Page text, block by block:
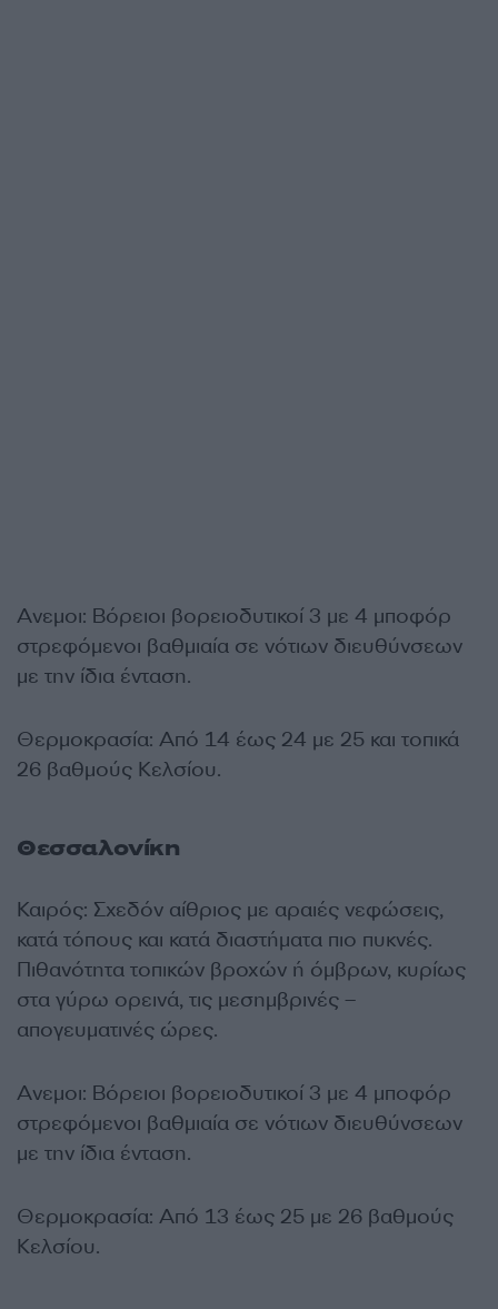
Ανεμοι: Βόρειοι βορειοδυτικοί 3 με 4 μποφόρ
στρεφόμενοι βαθμιαία σε νότιων διευθύνσεων
με την ίδια ένταση.
Θερμοκρασία: Από 14 έως 24 με 25 και τοπικά
26 βαθμούς Κελσίου.
Θεσσαλονίκη
Καιρός: Σχεδόν αίθριος με αραιές νεφώσεις,
κατά τόπους και κατά διαστήματα πιο πυκνές.
Πιθανότητα τοπικών βροχών ή όμβρων, κυρίως
στα γύρω ορεινά, τις μεσημβρινές –
απογευματινές ώρες.
Ανεμοι: Βόρειοι βορειοδυτικοί 3 με 4 μποφόρ
στρεφόμενοι βαθμιαία σε νότιων διευθύνσεων
με την ίδια ένταση.
Θερμοκρασία: Από 13 έως 25 με 26 βαθμούς
Κελσίου.